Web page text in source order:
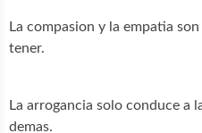
La compasion y la empatia
tener.
La arrogancia solo conduce a
demas.